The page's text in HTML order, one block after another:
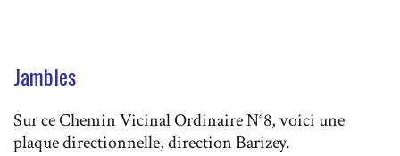
Jambles
Sur ce Chemin Vicinal Ordinaire N°8, voici une
plaque directionnelle, direction Barizey.